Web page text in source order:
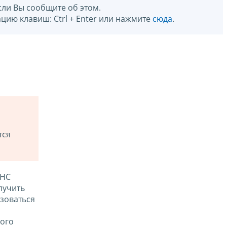
Вы сообщите об этом.
клавиш: Ctrl + Enter или нажмите сюда.